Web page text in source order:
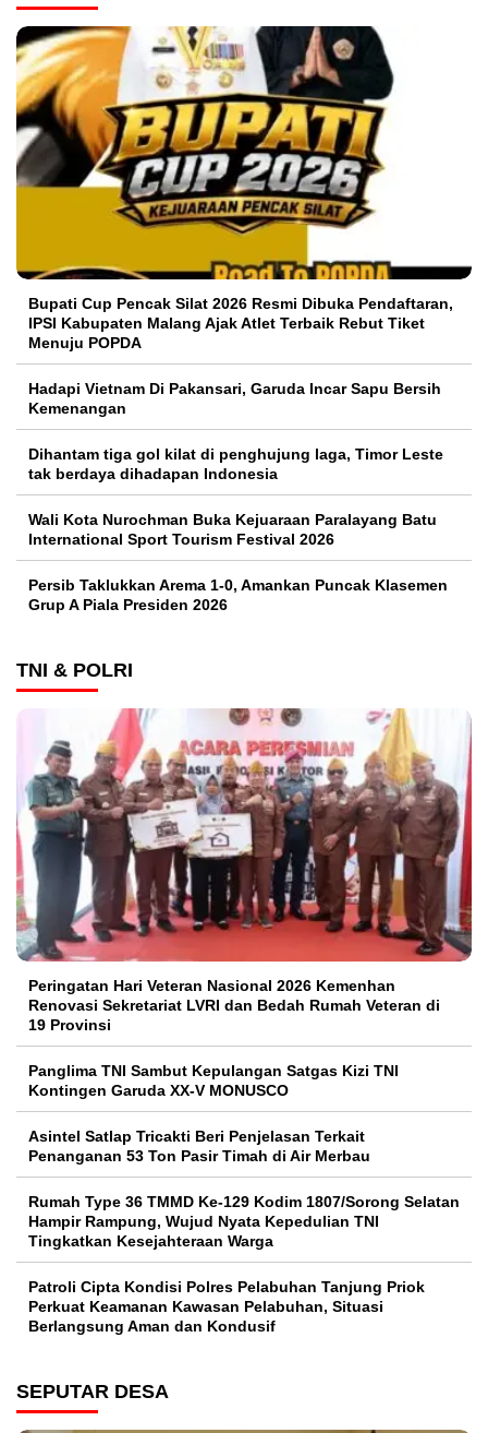
Bupati Cup Pencak Silat 2026 Resmi Dibuka Pendaftaran,
IPSI Kabupaten Malang Ajak Atlet Terbaik Rebut Tiket
Menuju POPDA
Hadapi Vietnam Di Pakansari, Garuda Incar Sapu Bersih
Kemenangan
Dihantam tiga gol kilat di penghujung laga, Timor Leste
tak berdaya dihadapan Indonesia
Wali Kota Nurochman Buka Kejuaraan Paralayang Batu
International Sport Tourism Festival 2026
Persib Taklukkan Arema 1-0, Amankan Puncak Klasemen
Grup A Piala Presiden 2026
TNI & POLRI
Peringatan Hari Veteran Nasional 2026 Kemenhan
Renovasi Sekretariat LVRI dan Bedah Rumah Veteran di
19 Provinsi
Panglima TNI Sambut Kepulangan Satgas Kizi TNI
Kontingen Garuda XX-V MONUSCO
Asintel Satlap Tricakti Beri Penjelasan Terkait
Penanganan 53 Ton Pasir Timah di Air Merbau
Rumah Type 36 TMMD Ke-129 Kodim 1807/Sorong Selatan
Hampir Rampung, Wujud Nyata Kepedulian TNI
Tingkatkan Kesejahteraan Warga
Patroli Cipta Kondisi Polres Pelabuhan Tanjung Priok
Perkuat Keamanan Kawasan Pelabuhan, Situasi
Berlangsung Aman dan Kondusif
SEPUTAR DESA